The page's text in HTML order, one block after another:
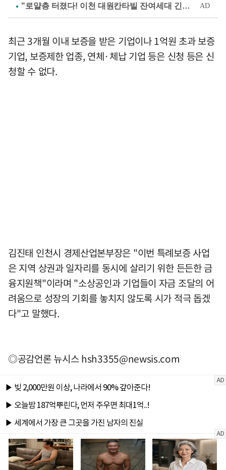
최근 3개월 이내 보증을 받은 기업이나 1억원 초과 보증
기업, 보증제한 업종, 연체·체납 기업 등은 신청 등은 신
청할 수 없다.
김진태 인천시 경제산업본부장은 "이번 특례보증 사업
은 지역 상권과 일자리를 동시에 살리기 위한 든든한 금
융지원책"이라며 "소상공인과 기업들이 자금 조달의 어
려움으로 성장의 기회를 놓치지 않도록 시가 적극 돕겠
다"고 말했다.
◎공감언론 뉴시스hsh3355@newsis.com